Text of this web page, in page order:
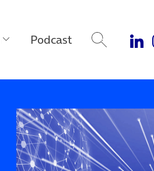
Podcast